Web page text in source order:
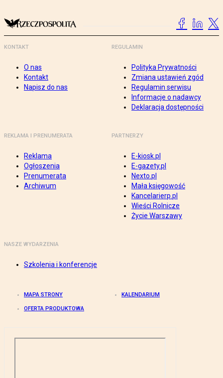
KONTAKT
O nas
Kontakt
Napisz do nas
REGULAMIN
Polityka Prywatności
Zmiana ustawień zgód
Regulamin serwisu
Informacje o nadawcy
Deklaracja dostępności
REKLAMA I PRENUMERATA
Reklama
Ogłoszenia
Prenumerata
Archiwum
PARTNERZY
E-kiosk.pl
E-gazety.pl
Nexto.pl
Mała księgowość
Kancelarierp.pl
Wieści Rolnicze
Życie Warszawy
NASZE WYDARZENIA
Szkolenia i konferencje
MAPA STRONY KALENDARIUM
OFERTA PRODUKTOWA